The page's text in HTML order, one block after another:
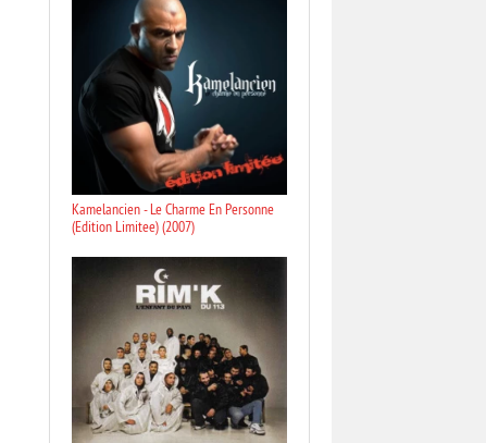
Kamelancien - Le Charme En Personne
(Edition Limitee) (2007)